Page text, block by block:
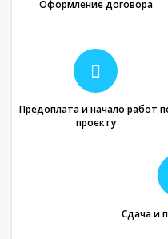
Оформление договора
Предоплата и начало работ
проекту
Сдача и